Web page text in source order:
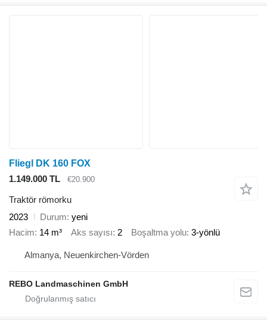
Fliegl DK 160 FOX
1.149.000 TL
€20.900
Traktör römorku
2023
Durum yeni
Hacim 14 m³ Aks sayısı 2 Boşaltma yolu 3-yönlü
Almanya, Neuenkirchen-Vörden
REBO Landmaschinen GmbH